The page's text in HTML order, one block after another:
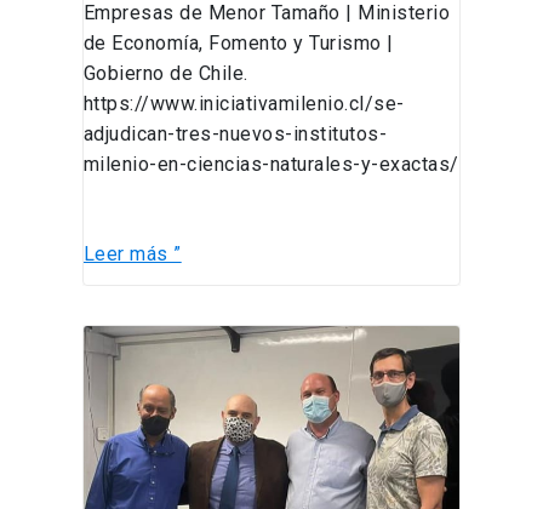
Empresas de Menor Tamaño | Ministerio
de Economía, Fomento y Turismo |
Gobierno de Chile.
https://www.iniciativamilenio.cl/se-
adjudican-tres-nuevos-institutos-
milenio-en-ciencias-naturales-y-exactas/
Leer más ”
Estudiante
del
Departamento
de
Ingeniería
Industrial